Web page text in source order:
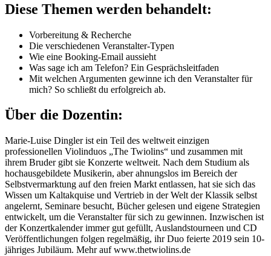
Diese Themen werden behandelt:
Vorbereitung & Recherche
Die verschiedenen Veranstalter-Typen
Wie eine Booking-Email aussieht
Was sage ich am Telefon? Ein Gesprächsleitfaden
Mit welchen Argumenten gewinne ich den Veranstalter für
mich? So schließt du erfolgreich ab.
Über die Dozentin:
Marie-Luise Dingler ist ein Teil des weltweit einzigen
professionellen Violinduos „The Twiolins“ und zusammen mit
ihrem Bruder gibt sie Konzerte weltweit. Nach dem Studium als
hochausgebildete Musikerin, aber ahnungslos im Bereich der
Selbstvermarktung auf den freien Markt entlassen, hat sie sich das
Wissen um Kaltakquise und Vertrieb in der Welt der Klassik selbst
angelernt, Seminare besucht, Bücher gelesen und eigene Strategien
entwickelt, um die Veranstalter für sich zu gewinnen. Inzwischen ist
der Konzertkalender immer gut gefüllt, Auslandstourneen und CD
Veröffentlichungen folgen regelmäßig, ihr Duo feierte 2019 sein 10-
jähriges Jubiläum. Mehr auf www.thetwiolins.de